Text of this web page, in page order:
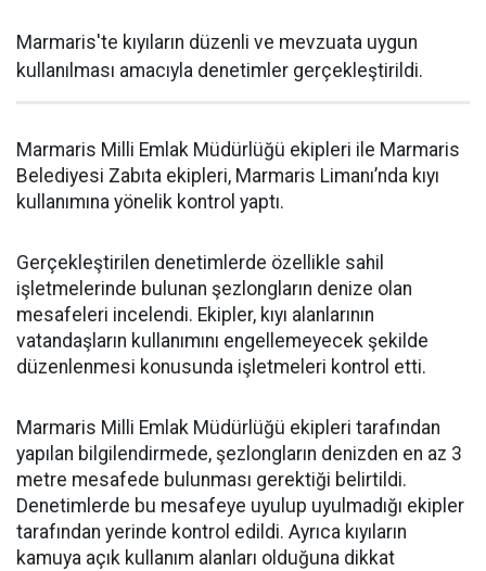
Marmaris'te kıyıların düzenli ve mevzuata uygun
kullanılması amacıyla denetimler gerçekleştirildi.
Marmaris Milli Emlak Müdürlüğü ekipleri ile Marmaris
Belediyesi Zabıta ekipleri, Marmaris Limanı’nda kıyı
kullanımına yönelik kontrol yaptı.
Gerçekleştirilen denetimlerde özellikle sahil
işletmelerinde bulunan şezlongların denize olan
mesafeleri incelendi. Ekipler, kıyı alanlarının
vatandaşların kullanımını engellemeyecek şekilde
düzenlenmesi konusunda işletmeleri kontrol etti.
Marmaris Milli Emlak Müdürlüğü ekipleri tarafından
yapılan bilgilendirmede, şezlongların denizden en az 3
metre mesafede bulunması gerektiği belirtildi.
Denetimlerde bu mesafeye uyulup uyulmadığı ekipler
tarafından yerinde kontrol edildi. Ayrıca kıyıların
kamuya açık kullanım alanları olduğuna dikkat